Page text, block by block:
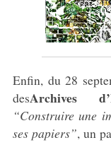
Enfin, du 28
desArchives
“Construire une
ses papiers”, un